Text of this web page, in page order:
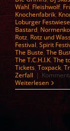
Wahl,Fleishwolf,
Knochenfabrik,
Loburger
Bastard,
Rotz,Rotz und
Festival, Spirit
The Buste, The
The T.C.H.I.K,The
Tickets, Toxpack,
Zerfall |
Weiterlesen